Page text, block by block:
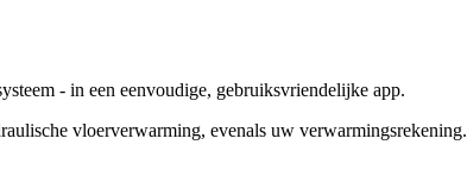
- in een eenvoudige, gebruiksvriendelijke app.
vloerverwarming, evenals uw verwarmingsrekening.